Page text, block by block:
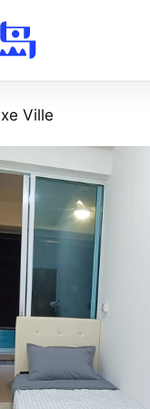
页事实摘要
的新加坡租房物业
。
寓或多运营方房源，
/月起，最终以实时房
、INSEAD。
Ville